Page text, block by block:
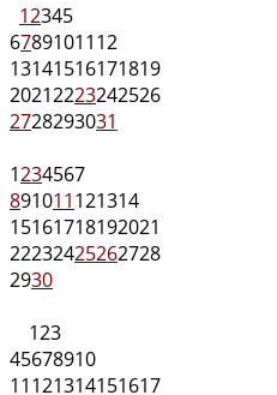
12345
6789101112
13141516171819
20212223242526
2728293031
1234567
891011121314
15161718192021
22232425262728
2930
123
45678910
11121314151617